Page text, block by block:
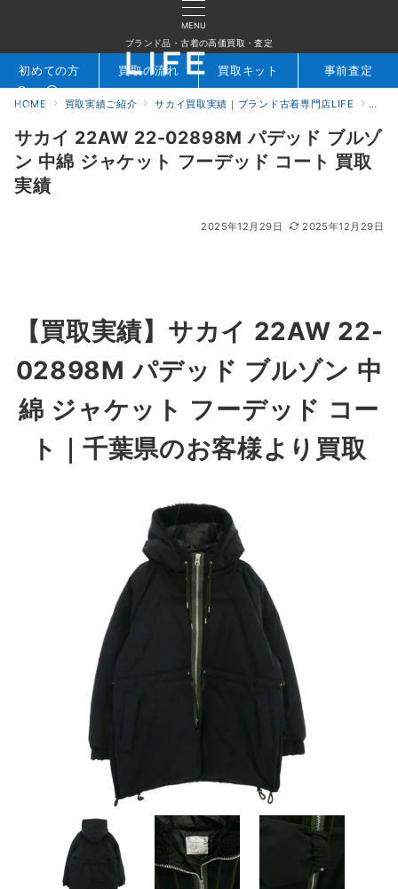
MENU
ブランド品・古着の高価買取・査定
検索 お問合せ
初めての方 買取の流れ 買取キット 事前査定
HOME 買取実績ご紹介 サカイ買取実績｜ブランド古着専門店LIFE サカ
サカイ 22AW 22-02898M パデッド ブルゾ
ン 中綿 ジャケット フーデッド コート 買取
実績
2025年12月29日 2025年12月29日
【買取実績】サカイ 22AW 22-
02898M パデッド ブルゾン 中
綿 ジャケット フーデッド コー
ト｜千葉県のお客様より買取